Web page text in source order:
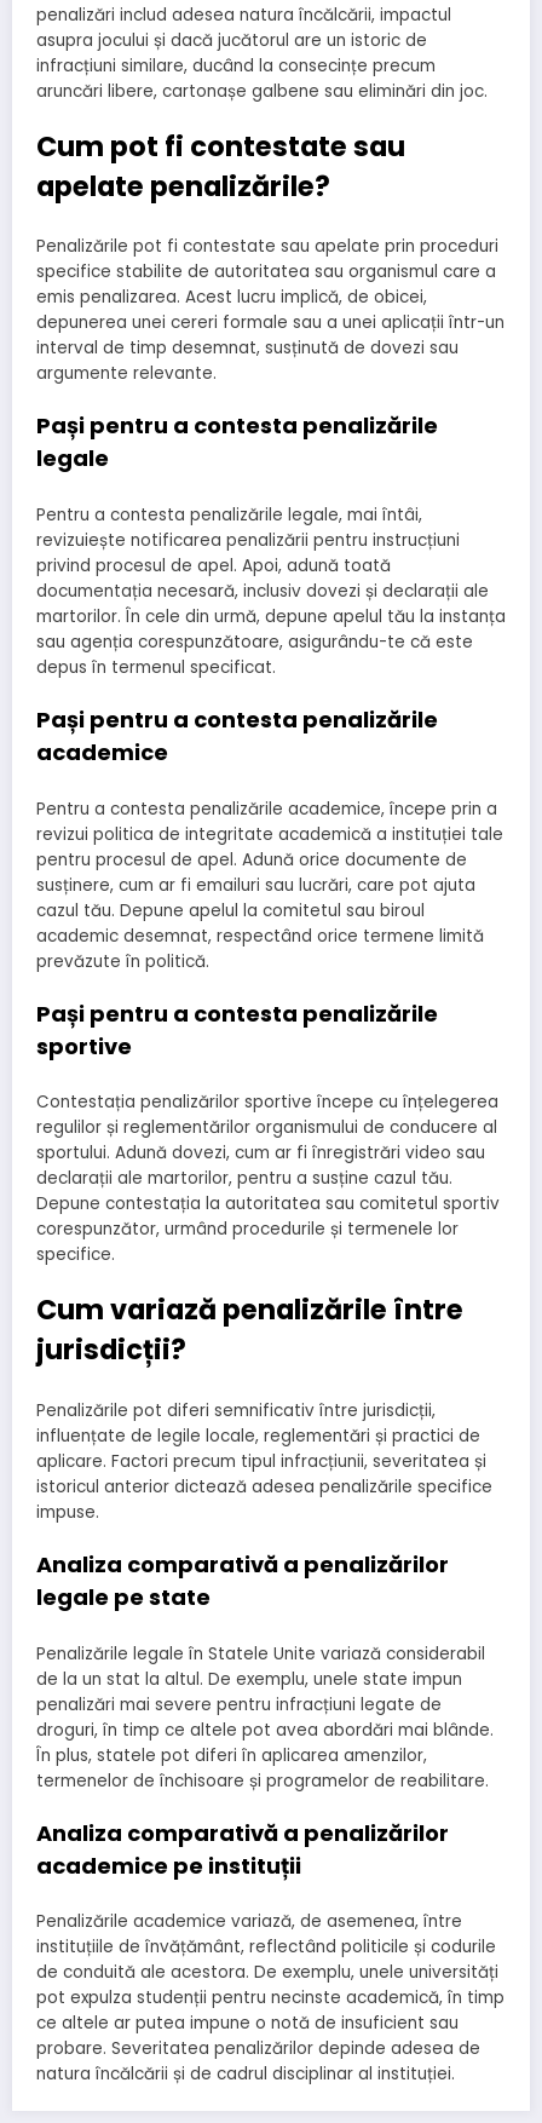
penalizări includ adesea natura încălcării, impactul
asupra jocului și dacă jucătorul are un istoric de
infracțiuni similare, ducând la consecințe precum
aruncări libere, cartonașe galbene sau eliminări din joc.
Cum pot fi contestate sau
apelate penalizările?
Penalizările pot fi contestate sau apelate prin proceduri
specifice stabilite de autoritatea sau organismul care a
emis penalizarea. Acest lucru implică, de obicei,
depunerea unei cereri formale sau a unei aplicații într-un
interval de timp desemnat, susținută de dovezi sau
argumente relevante.
Pași pentru a contesta penalizările
legale
Pentru a contesta penalizările legale, mai întâi,
revizuiește notificarea penalizării pentru instrucțiuni
privind procesul de apel. Apoi, adună toată
documentația necesară, inclusiv dovezi și declarații ale
martorilor. În cele din urmă, depune apelul tău la instanța
sau agenția corespunzătoare, asigurându-te că este
depus în termenul specificat.
Pași pentru a contesta penalizările
academice
Pentru a contesta penalizările academice, începe prin a
revizui politica de integritate academică a instituției tale
pentru procesul de apel. Adună orice documente de
susținere, cum ar fi emailuri sau lucrări, care pot ajuta
cazul tău. Depune apelul la comitetul sau biroul
academic desemnat, respectând orice termene limită
prevăzute în politică.
Pași pentru a contesta penalizările
sportive
Contestația penalizărilor sportive începe cu înțelegerea
regulilor și reglementărilor organismului de conducere al
sportului. Adună dovezi, cum ar fi înregistrări video sau
declarații ale martorilor, pentru a susține cazul tău.
Depune contestația la autoritatea sau comitetul sportiv
corespunzător, urmând procedurile și termenele lor
specifice.
Cum variază penalizările între
jurisdicții?
Penalizările pot diferi semnificativ între jurisdicții,
influențate de legile locale, reglementări și practici de
aplicare. Factori precum tipul infracțiunii, severitatea și
istoricul anterior dictează adesea penalizările specifice
impuse.
Analiza comparativă a penalizărilor
legale pe state
Penalizările legale în Statele Unite variază considerabil
de la un stat la altul. De exemplu, unele state impun
penalizări mai severe pentru infracțiuni legate de
droguri, în timp ce altele pot avea abordări mai blânde.
În plus, statele pot diferi în aplicarea amenzilor,
termenelor de închisoare și programelor de reabilitare.
Analiza comparativă a penalizărilor
academice pe instituții
Penalizările academice variază, de asemenea, între
instituțiile de învățământ, reflectând politicile și codurile
de conduită ale acestora. De exemplu, unele universități
pot expulza studenții pentru necinste academică, în timp
ce altele ar putea impune o notă de insuficient sau
probare. Severitatea penalizărilor depinde adesea de
natura încălcării și de cadrul disciplinar al instituției.